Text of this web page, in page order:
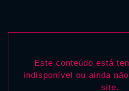
Este conteúdo está
indisponível ou ainda
site.